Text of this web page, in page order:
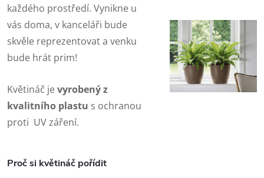
každého prostředí. Vynikne u
vás doma, v kanceláři bude
skvěle reprezentovat a venku
bude hrát prim!
Květináč jevyrobený z
kvalitního plastu s ochranou
proti UV záření.
Proč si květináč pořídit